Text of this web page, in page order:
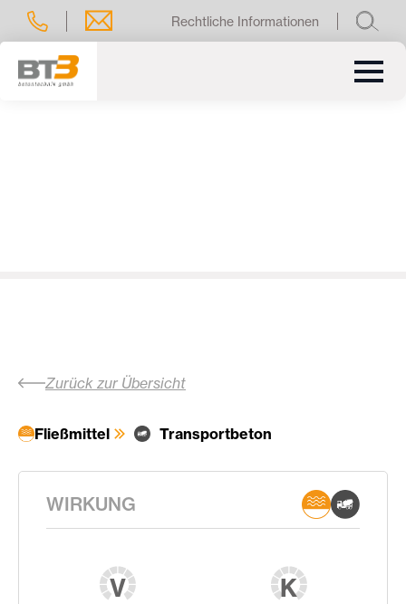
Rechtliche Informationen
Zurück zur Übersicht
Fließmittel Transportbeton
WIRKUNG
V K